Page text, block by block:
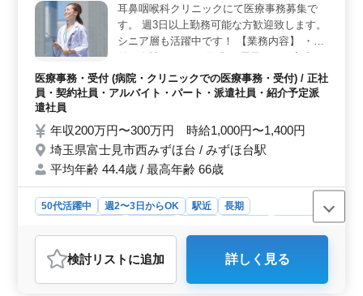
耳鼻咽喉科クリニックにて医療事務募集で
す。 週3日以上勤務可能な方歓迎致します。
シニア層も活躍中です！ 【業務内容】 ・受
診療補助 ＊駅近 ＊社会保険完備 ＊経験者優
遇 正社員及びアルバイト・パートの募集で
療秘書、クラーク等今までの経験を活かして
働ける方を募集！ 皆様のご応募お待ちして
おります。
医療事務・受付 (病院・クリニックでの医療事務・受付) / 正社
員・契約社員・アルバイト・パート・派遣社員・紹介予定派
遣社員
年収200万円〜300万円 時給1,000円〜1,400円
埼玉県富士見市西みずほ台 / みずほ台駅
平均年齢 44.4歳 / 最高年齢 66歳
50代活躍中 週2〜3日からOK 駅近
長期
派遣社員
アルバイト・パート
おすすめポイント
＜アクセスの良さ＞ 最寄り駅から徒歩5分の便利な立地
検討リスト に追加 詳しく見る